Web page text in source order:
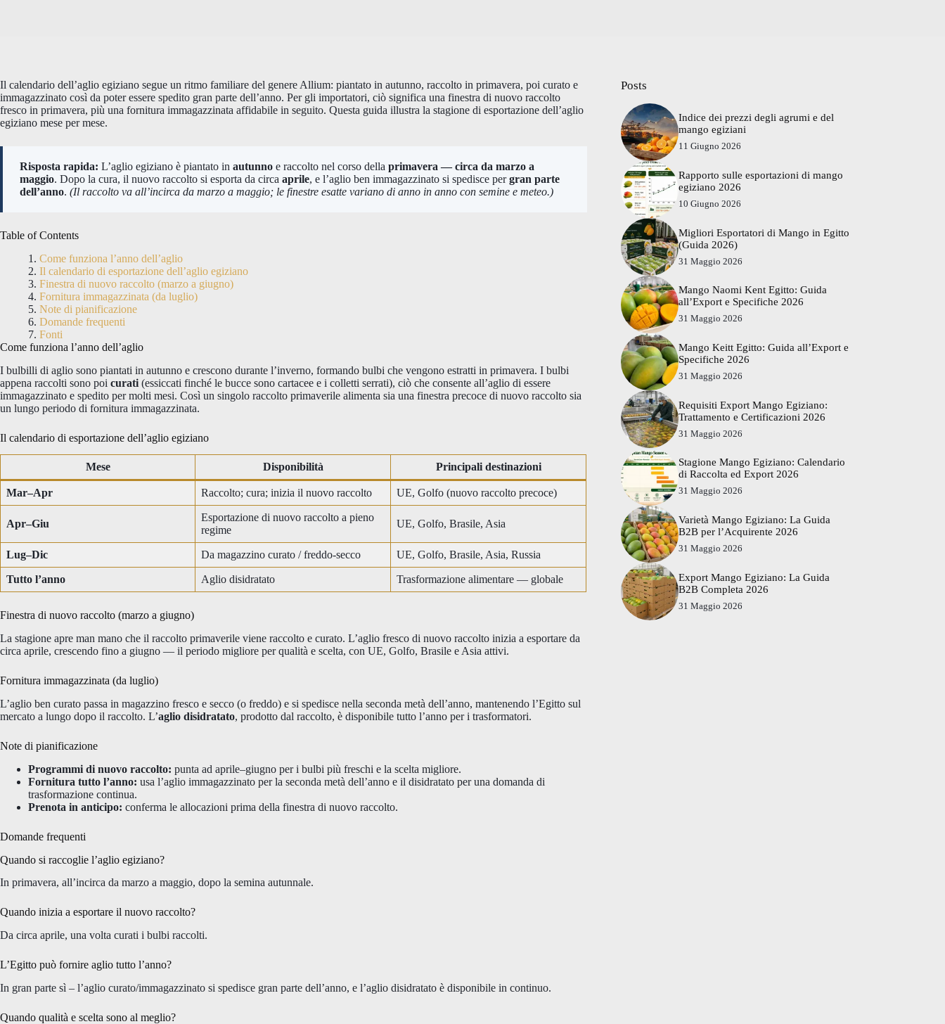
Il calendario dell’aglio egiziano segue un ritmo familiare del genere Allium: piantato in autunno, raccolto in primavera, poi curato e
immagazzinato così da poter essere spedito gran parte dell’anno. Per gli importatori, ciò significa una finestra di nuovo raccolto
fresco in primavera, più una fornitura immagazzinata affidabile in seguito. Questa guida illustra la stagione di esportazione dell’aglio
egiziano mese per mese.
Risposta rapida: L’aglio egiziano è piantato in autunno e raccolto nel corso della primavera — circa da marzo a
maggio. Dopo la cura, il nuovo raccolto si esporta da circa aprile, e l’aglio ben immagazzinato si spedisce pergran parte
dell’anno. (Il raccolto va all’incirca da marzo a maggio; le finestre esatte variano di anno in anno con semine e meteo.)
Table of Contents
Come funziona l’anno dell’aglio
Il calendario di esportazione dell’aglio egiziano
Finestra di nuovo raccolto (marzo a giugno)
Fornitura immagazzinata (da luglio)
Note di pianificazione
Domande frequenti
Fonti
Come funziona l’anno dell’aglio
I bulbilli di aglio sono piantati in autunno e crescono durante l’inverno, formando bulbi che vengono estratti in primavera. I bulbi
appena raccolti sono poi curati (essiccati finché le bucce sono cartacee e i colletti serrati), ciò che consente all’aglio di essere
immagazzinato e spedito per molti mesi. Così un singolo raccolto primaverile alimenta sia una finestra precoce di nuovo raccolto sia
un lungo periodo di fornitura immagazzinata.
Il calendario di esportazione dell’aglio egiziano
Mese Disponibilità Principali destinazioni
Mar–Apr Raccolto; cura; inizia il nuovo raccolto UE, Golfo (nuovo raccolto precoce)
Apr–Giu
Esportazione di nuovo raccolto a pieno
regime
UE, Golfo, Brasile, Asia
Lug–Dic Da magazzino curato / freddo-secco UE, Golfo, Brasile, Asia, Russia
Tutto l’anno Aglio disidratato Trasformazione alimentare — globale
Finestra di nuovo raccolto (marzo a giugno)
La stagione apre man mano che il raccolto primaverile viene raccolto e curato. L’aglio fresco di nuovo raccolto inizia a esportare da
circa aprile, crescendo fino a giugno — il periodo migliore per qualità e scelta, con UE, Golfo, Brasile e Asia attivi.
Fornitura immagazzinata (da luglio)
L’aglio ben curato passa in magazzino fresco e secco (o freddo) e si spedisce nella seconda metà dell’anno, mantenendo l’Egitto sul
mercato a lungo dopo il raccolto. L’aglio disidratato, prodotto dal raccolto, è disponibile tutto l’anno per i trasformatori.
Note di pianificazione
Programmi di nuovo raccolto: punta ad aprile–giugno per i bulbi più freschi e la scelta migliore.
Fornitura tutto l’anno: usa l’aglio immagazzinato per la seconda metà dell’anno e il disidratato per una domanda di
trasformazione continua.
Prenota in anticipo: conferma le allocazioni prima della finestra di nuovo raccolto.
Domande frequenti
Quando si raccoglie l’aglio egiziano?
In primavera, all’incirca da marzo a maggio, dopo la semina autunnale.
Quando inizia a esportare il nuovo raccolto?
Da circa aprile, una volta curati i bulbi raccolti.
L’Egitto può fornire aglio tutto l’anno?
In gran parte sì – l’aglio curato/immagazzinato si spedisce gran parte dell’anno, e l’aglio disidratato è disponibile in continuo.
Quando qualità e scelta sono al meglio?
Posts
Indice dei prezzi degli agrumi e del
mango egiziani
11 Giugno 2026
Rapporto sulle esportazioni di mango
egiziano 2026
10 Giugno 2026
Migliori Esportatori di Mango in Egitto
(Guida 2026)
31 Maggio 2026
Mango Naomi Kent Egitto: Guida
all’Export e Specifiche 2026
31 Maggio 2026
Mango Keitt Egitto: Guida all’Export e
Specifiche 2026
31 Maggio 2026
Requisiti Export Mango Egiziano:
Trattamento e Certificazioni 2026
31 Maggio 2026
Stagione Mango Egiziano: Calendario
di Raccolta ed Export 2026
31 Maggio 2026
Varietà Mango Egiziano: La Guida
B2B per l’Acquirente 2026
31 Maggio 2026
Export Mango Egiziano: La Guida
B2B Completa 2026
31 Maggio 2026